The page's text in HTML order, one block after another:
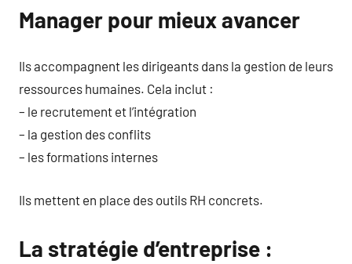
Manager pour mieux avancer
Ils accompagnent les dirigeants dans la gestion de leurs
ressources humaines. Cela inclut :
– le recrutement et l’intégration
– la gestion des conflits
– les formations internes
Ils mettent en place des outils RH concrets.
La stratégie d’entreprise :